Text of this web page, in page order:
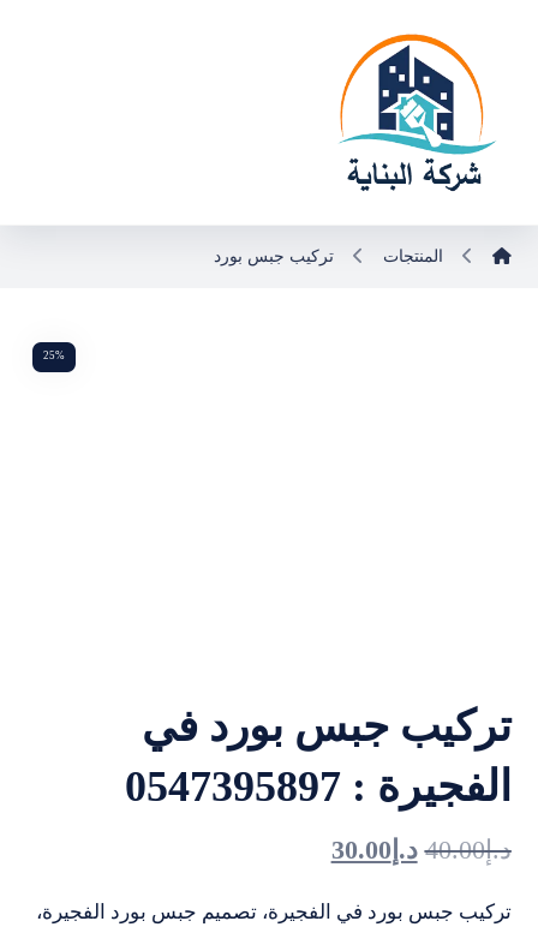
المنتجات تركيب جبس بورد
25%
تركيب جبس بورد في
الفجيرة : 0547395897
د.إ40.00 د.إ 30.00
تركيب جبس بورد في الفجيرة، تصميم جبس بورد الفجيرة،